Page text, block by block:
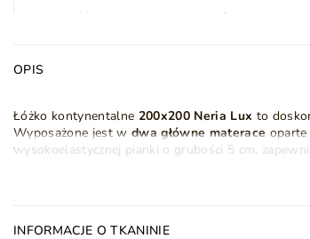
64
Twardość materaca
Nóżki (wysokość) (cm) 4
Wykonanie nóżek Drewno
OPIS
Łóżko kontynentalne 200x200 Neria Lux to
Wyposażone jest w dwa główne materace
wysokoelastycznej pianki o grubości 5 cm,
INFORMACJE O TKANINIE